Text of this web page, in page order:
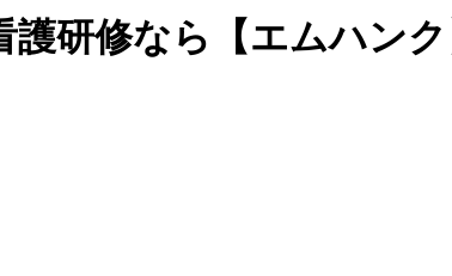
研修なら【エムハンク